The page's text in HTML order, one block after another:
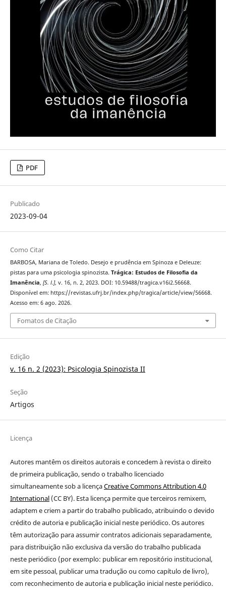
PDF
Publicado
2023-09-04
Como Citar
BARBOSA, Mariana de Toledo. Desejo e prudência em Spinoza e Deleuze:
pistas para uma psicologia spinozista. Trágica: Estudos de Filosofia da
Imanência, [S. l.], v. 16, n. 2, 2023. DOI: 10.59488/tragica.v16i2.56668.
Disponível em: https://revistas.ufrj.br/index.php/tragica/article/view/56668.
Acesso em: 6 ago. 2026.
Fomatos de Citação
Edição
v. 16 n. 2 (2023): Psicologia Spinozista II
Seção
Artigos
Licença
Autores mantêm os direitos autorais e concedem à revista o direito
de primeira publicação, sendo o trabalho licenciado
simultaneamente sob a licençaCreative Commons Attribution 4.0
International(CC BY). Esta licença permite que terceiros remixem,
adaptem e criem a partir do trabalho publicado, atribuindo o devido
crédito de autoria e publicação inicial neste periódico. Os autores
têm autorização para assumir contratos adicionais separadamente,
para distribuição não exclusiva da versão do trabalho publicada
neste periódico (por exemplo: publicar em repositório institucional,
em site pessoal, publicar uma tradução ou como capítulo de livro),
com reconhecimento de autoria e publicação inicial neste periódico.